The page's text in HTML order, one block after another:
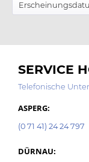
SERVICE
Telefonische
ASPERG:
(0 71 41) 24 24 797
DÜRNAU: